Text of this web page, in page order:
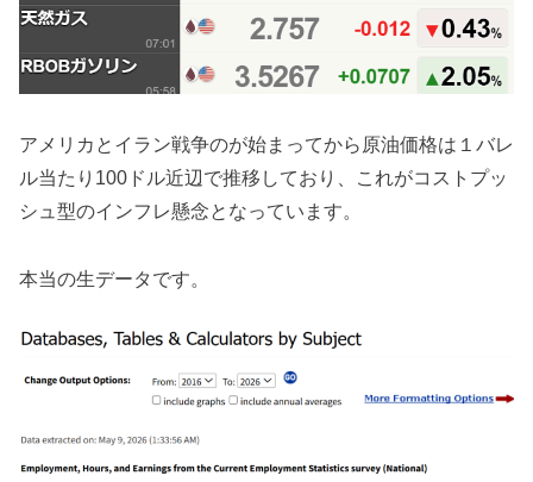
アメリカとイラン戦争のが始まってから原油価格は１バレ
ル当たり100ドル近辺で推移しており、これがコストプッ
シュ型のインフレ懸念となっています。
本当の生データです。